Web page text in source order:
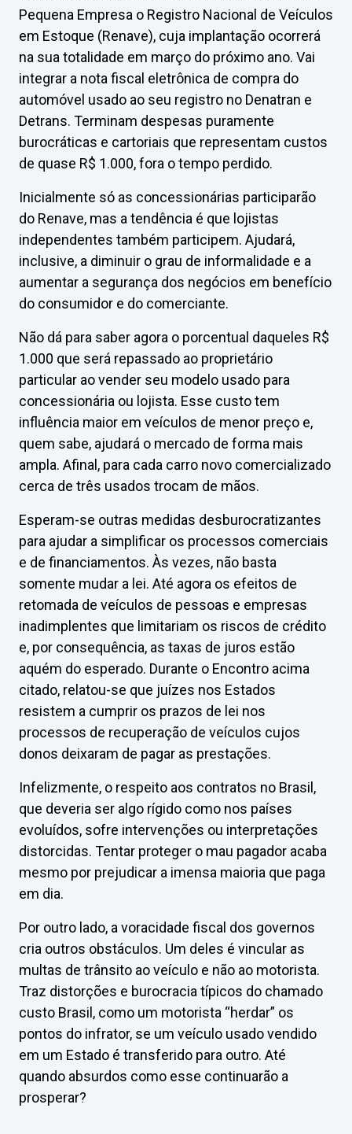
Pequena Empresa o Registro Nacional de Veículos
em Estoque (Renave), cuja implantação ocorrerá
na sua totalidade em março do próximo ano. Vai
integrar a nota fiscal eletrônica de compra do
automóvel usado ao seu registro no Denatran e
Detrans. Terminam despesas puramente
burocráticas e cartoriais que representam custos
de quase R$ 1.000, fora o tempo perdido.
Inicialmente só as concessionárias participarão
do Renave, mas a tendência é que lojistas
independentes também participem. Ajudará,
inclusive, a diminuir o grau de informalidade e a
aumentar a segurança dos negócios em benefício
do consumidor e do comerciante.
Não dá para saber agora o porcentual daqueles R$
1.000 que será repassado ao proprietário
particular ao vender seu modelo usado para
concessionária ou lojista. Esse custo tem
influência maior em veículos de menor preço e,
quem sabe, ajudará o mercado de forma mais
ampla. Afinal, para cada carro novo comercializado
cerca de três usados trocam de mãos.
Esperam-se outras medidas desburocratizantes
para ajudar a simplificar os processos comerciais
e de financiamentos. Às vezes, não basta
somente mudar a lei. Até agora os efeitos de
retomada de veículos de pessoas e empresas
inadimplentes que limitariam os riscos de crédito
e, por consequência, as taxas de juros estão
aquém do esperado. Durante o Encontro acima
citado, relatou-se que juízes nos Estados
resistem a cumprir os prazos de lei nos
processos de recuperação de veículos cujos
donos deixaram de pagar as prestações.
Infelizmente, o respeito aos contratos no Brasil,
que deveria ser algo rígido como nos países
evoluídos, sofre intervenções ou interpretações
distorcidas. Tentar proteger o mau pagador acaba
mesmo por prejudicar a imensa maioria que paga
em dia.
Por outro lado, a voracidade fiscal dos governos
cria outros obstáculos. Um deles é vincular as
multas de trânsito ao veículo e não ao motorista.
Traz distorções e burocracia típicos do chamado
custo Brasil, como um motorista “herdar” os
pontos do infrator, se um veículo usado vendido
em um Estado é transferido para outro. Até
quando absurdos como esse continuarão a
prosperar?